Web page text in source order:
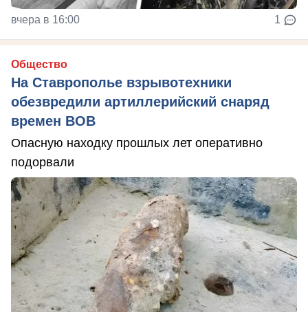
вчера в 16:00 1
Общество
На Ставрополье взрывотехники
обезвредили артиллерийский снаряд
времен ВОВ
Опасную находку прошлых лет оперативно
подорвали